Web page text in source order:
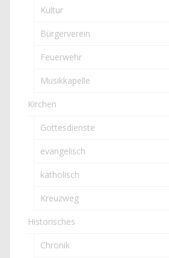
Kultur
Bürgerverein
Feuerwehr
Musikkapelle
Kirchen
Gottesdienste
evangelisch
katholisch
Kreuzweg
Historisches
Chronik